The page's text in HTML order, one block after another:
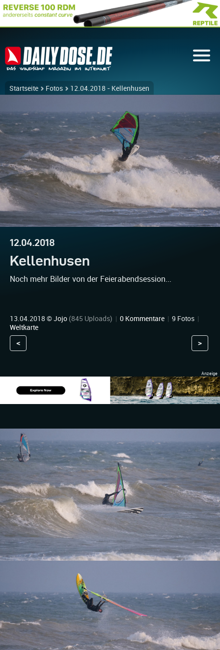
Startseite Fotos 12.04.2018 - Kellenhusen
12.04.2018
Kellenhusen
Noch mehr Bilder von der Feierabendsession...
13.04.2018 ©Jojo (845 Uploads) | 0 Kommentare | 9 Fotos |
Weltkarte
< >